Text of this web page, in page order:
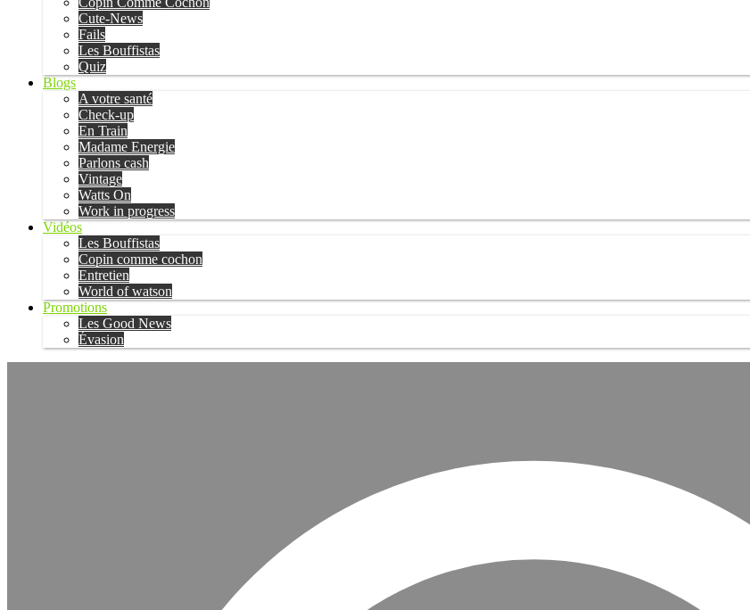
Cute-News
Fails
Les Bouffistas
Quiz
Blogs
A votre santé
Check-up
En Train
Madame Energie
Parlons cash
Vintage
Watts On
Work in progress
Vidéos
Les Bouffistas
Copin comme cochon
Entretien
World of watson
Promotions
Les Good News
Évasion